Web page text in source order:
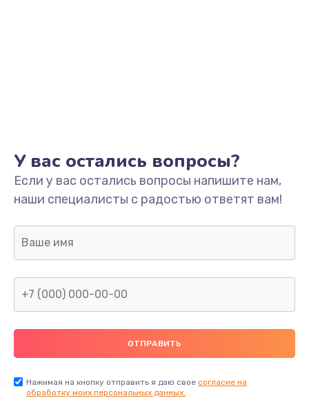
Замена/Pемонт карбюратора
1300 руб.
Заказать
Ремонт капиллярной трубки
400 руб.
Заказать
У вас остались вопросы?
Если у вас остались вопросы напишите нам,
наши специалисты с радостью ответят вам!
Нажимая на кнопку отправить я даю свое согласие на
обработку моих персональных данных.